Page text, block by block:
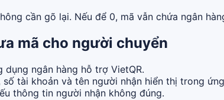
cần gõ lại. Nếu để 0, mã vẫn chứa ngân
mã cho người chuyển
ngân hàng hỗ trợ VietQR.
tài khoản và tên người nhận hiển thị trong
thông tin người nhận không đúng.